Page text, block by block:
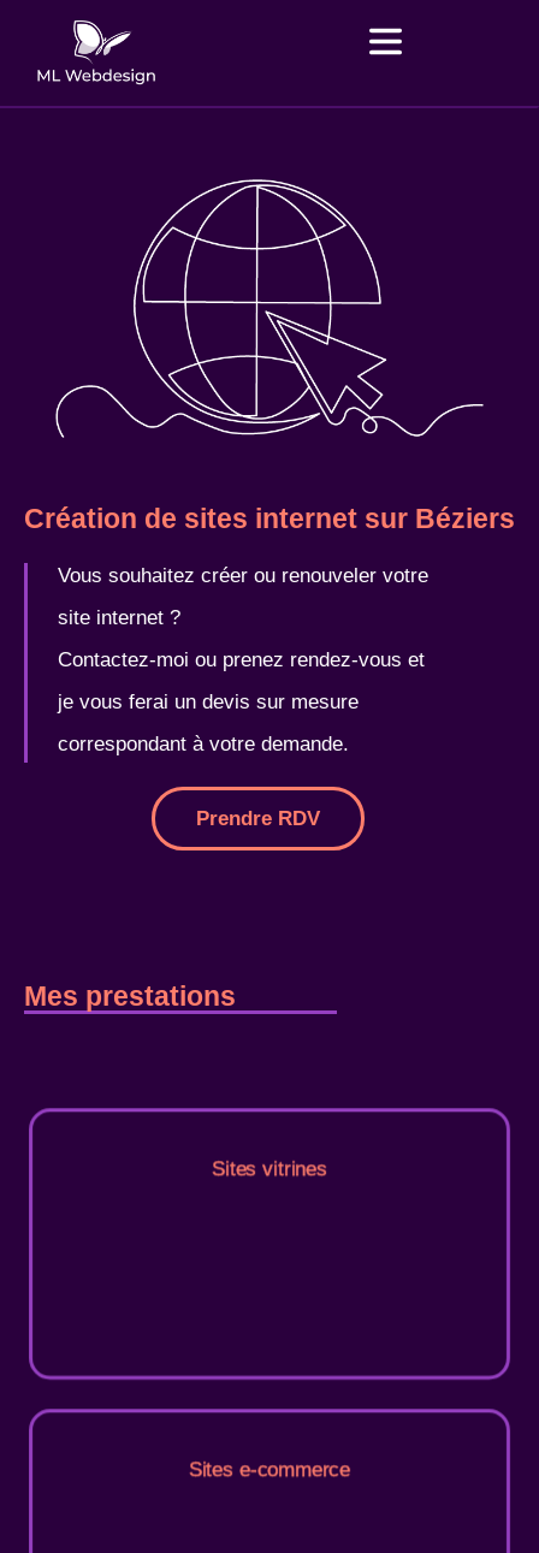
Création de sites internet sur Béziers
Vous souhaitez créer ou renouveler votre
site internet ?
Contactez-moi ou prenez rendez-vous et
je vous ferai un devis sur mesure
correspondant à votre demande.
Prendre RDV
Mes prestations
Sites vitrines
Sites e-commerce